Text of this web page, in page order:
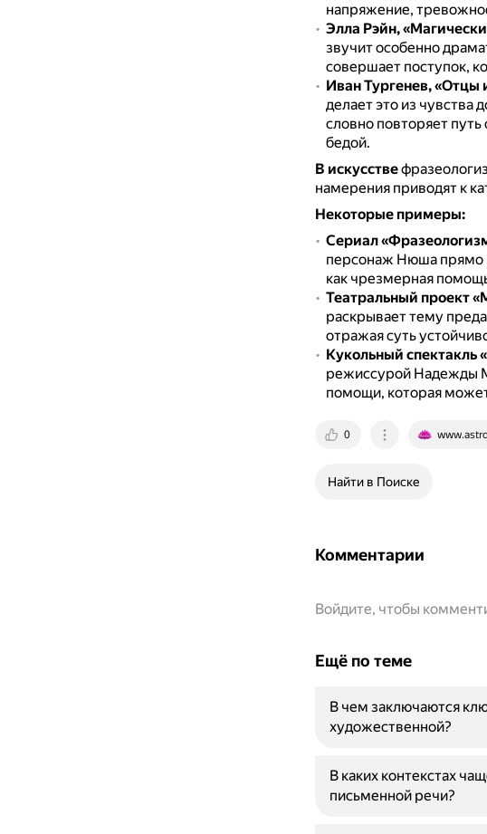
напряжение,
Элла Рэйн,
звучит особенно
совершает поступок,
Иван Тургенев, «Отцы
делает это из чувства
словно повторяет
бедой.
В искусстве
намерения приводят к
Некоторые примеры:
Сериал
персонаж Нюша прямо
как чрезмерная
Театральный проект
раскрывает тему
отражая суть
Кукольный спектакль
режиссурой Надежды
помощи, которая
0
Найти в Поиске
Комментарии
Войдите, чтобы
Ещё по теме
В чем заключаются
художественной?
В каких контекстах
письменной речи?